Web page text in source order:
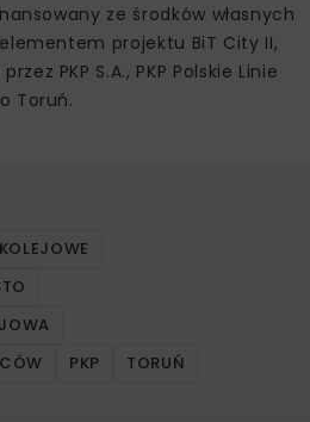
ze środków własnych
projektu BiT City II,
PKP S.A., PKP Polskie Linie
Toruń.
PKP TORUŃ